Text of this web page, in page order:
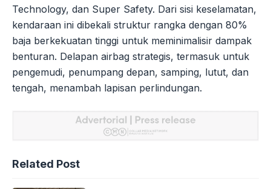
Technology, dan Super Safety. Dari sisi keselamatan,
kendaraan ini dibekali struktur rangka dengan 80%
baja berkekuatan tinggi untuk meminimalisir dampak
benturan. Delapan airbag strategis, termasuk untuk
pengemudi, penumpang depan, samping, lutut, dan
tengah, menambah lapisan perlindungan.
Related Post